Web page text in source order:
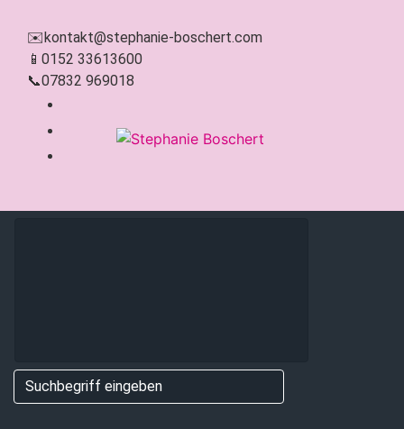
✉️kontakt@stephanie-boschert.com
📱 0152 33613600
📞07832 969018